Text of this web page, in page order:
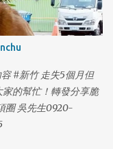
#新竹 走失5個月但
的幫忙！轉發分享脆
圈 吳先生0920-